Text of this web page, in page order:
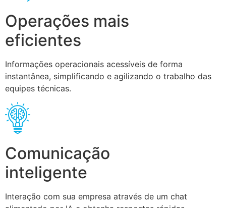
Operações mais
eficientes
Informações operacionais acessíveis de forma
instantânea, simplificando e agilizando o trabalho das
equipes técnicas.
Comunicação
inteligente
Interação com sua empresa através de um chat